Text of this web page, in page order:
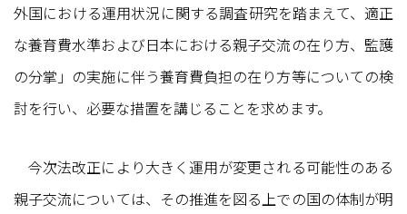
外国における運用状況に関する調査研究を踏まえて、適正
な養育費水準および日本における親子交流の在り方、監護
の分掌」の実施に伴う養育費負担の在り方等についての検
討を行い、必要な措置を講じることを求めます。
今次法改正により大きく運用が変更される可能性のある
親子交流については、その推進を図る上での国の体制が明